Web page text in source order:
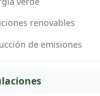
renovables
de emisiones